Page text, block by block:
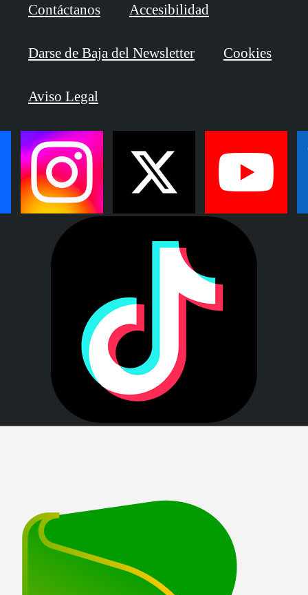
Contáctanos Accesibilidad
Darse de Baja del Newsletter Cookies
Aviso Legal